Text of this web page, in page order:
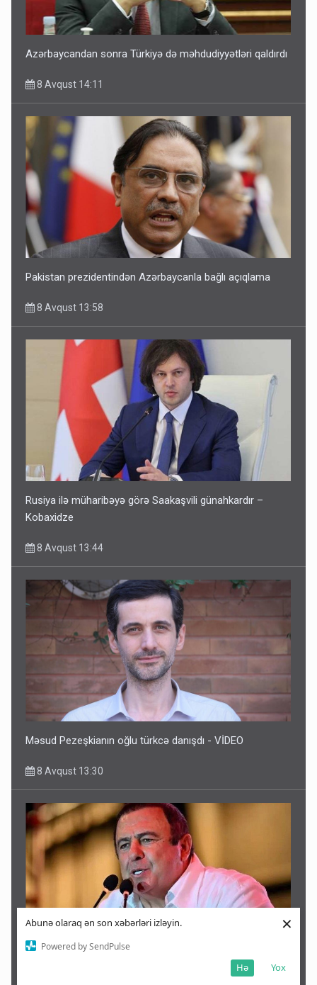
Abunə olaraq ən son xəbərləri izləyin.
Powered by SendPulse
Yox
Hə
×
Azərbaycandan sonra Türkiyə də məhdudiyyətləri qaldırdı
8 Avqust 14:11
Pakistan prezidentindən Azərbaycanla bağlı açıqlama
8 Avqust 13:58
Rusiya ilə müharibəyə görə Saakaşvili günahkardır –
Kobaxidze
8 Avqust 13:44
Məsud Pezeşkianın oğlu türkcə danışdı - VİDEO
8 Avqust 13:30
Çarukyanın kürəkəni sifarişli qətlə görə həbs edildi